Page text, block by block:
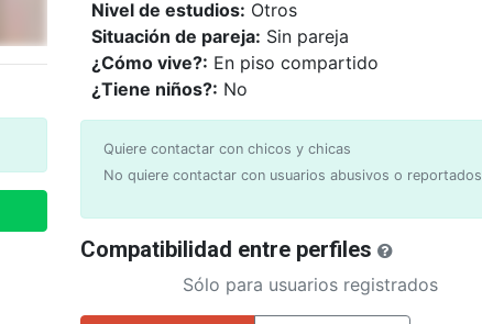
Nivel de estudios: Otros
Situación de pareja: Sin pareja
¿Cómo vive?: En piso compartido
¿Tiene niños?: No
Quiere contactar con chicos y chicas
No quiere contactar con usuarios abusivos o reportados
Compatibilidad entre perfiles
Sólo para usuarios registrados